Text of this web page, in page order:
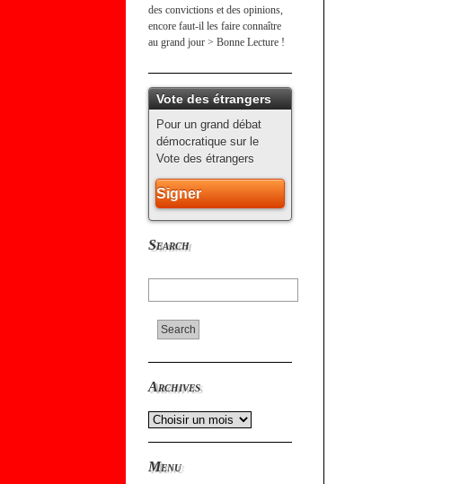
des convictions et des opinions,
encore faut-il les faire connaître
au grand jour > Bonne Lecture !
Vote des étrangers
Pour un grand débat
démocratique sur le
Vote des étrangers
Signer
Search
Archives
Menu